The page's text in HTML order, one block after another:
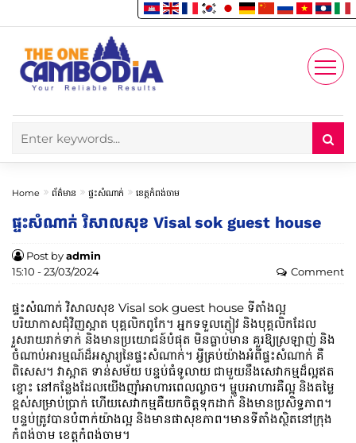
Account
Enjoy
Home ព័ត៌មាន ផ្ទះសំណាក់ ខេត្តកំពង់ចាម
ផ្ទះ​សំណាក់​ វិសាលសុខ​ Visal sok guest house
Post byadmin
15:10 - 23/03/2024
Comment
ផ្ទះ​សំណាក់​ វិសាលសុខ​ Visal sok guest house ទីតាំងល្អ
បរិយាកាសជុំវិញស្អាត បុគ្គលិកពូកែ។ អ្នកទទួលភ្ញៀវ និងបុគ្គលិកដែល
រួសរាយរាក់ទាក់ និងមានប្រយោជន៍បំផុត មិនធ្លាប់មាន គួរឱ្យស្រឡាញ់ និង
ចំណាប់អារម្មណ៍ដ៏អស្ចារ្យនៃផ្ទះ​សំណាក់។ អ្វីគ្រប់យ៉ាងអំពីផ្ទះ​សំណាក់​ គឺ
ពិសេស។ វាស្អាត ទាន់សម័យ បន្ទប់ធំទូលាយ ជាមួយនឹងសេវាកម្មដ៏ល្អឥត
ខ្ចោះ នៅកន្លែងដែលយើងញ៉ាំអាហារពេលល្ងាច។ ម្ហូប​អាហារ​គឺ​ល្អ និង​តម្លៃ​
ខ្ពស់​សម្រាប់​ប្រាក់ ហើយ​សេវាកម្ម​គឺ​យក​ចិត្ត​ទុក​ដាក់ និង​មាន​ប្រសិទ្ធភាព។
បន្ទប់ត្រូវបានបំពាក់យ៉ាងល្អ និងមានផាសុខភាព។មានទីតាំងស្ថិតនៅក្រុង
កំពង់ចាម ខេត្តកំពង់ចាម។